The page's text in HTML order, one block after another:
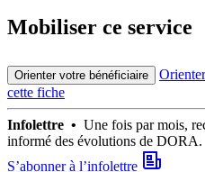
Mobiliser ce service
Orienter votre bénéficiaire
cette fiche
Infolettre • Une fois par mois,
informé des évolutions de DORA.
S’abonner à l’infolettre